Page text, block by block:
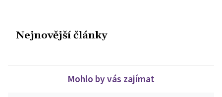
Nejnovější články
Mohlo by vás zajímat